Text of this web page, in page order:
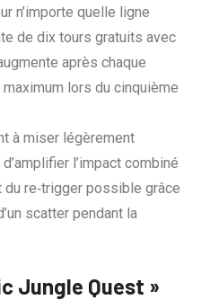
n’importe quelle ligne
de dix tours gratuits avec
après chaque
lors du cinquième
à miser légèrement
l’impact combiné
re‑trigger possible grâce
scatter pendant la
Jungle Quest »